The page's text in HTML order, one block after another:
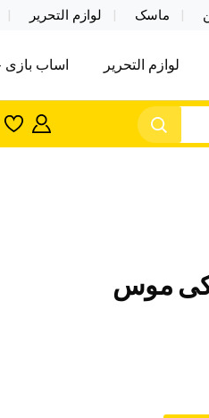
ماسک لوازم التحریر
ماسک در واردات مستقیم
لوازم التحریر اساب
موس